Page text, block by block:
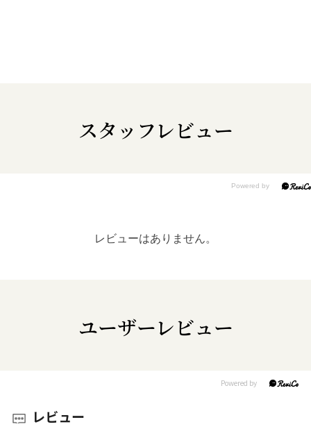
スタッフレビュー
レビューはありません。
ユーザーレビュー
レビュー